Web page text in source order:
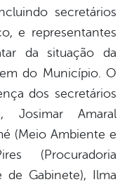
secretários
e representantes
da situação da
do Município. O
dos secretários
Josimar Amaral
(Meio Ambiente e
(Procuradoria
de Gabinete), Ilma